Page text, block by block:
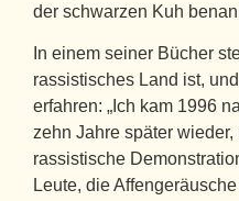
der schwarzen Kuh
In einem seiner Bücher
rassistisches Land ist,
erfahren: „Ich kam 1996
zehn Jahre später
rassistische
Leute, die